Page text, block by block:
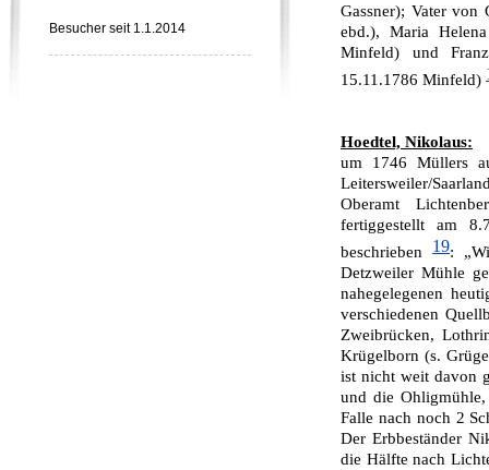
Gassner); Vater
ebd.), Maria
Minfeld) und
15.11.1786 Minfeld)
Hoedtel, Nikolaus:
um 1746 Müllers
Leitersweiler/
Oberamt
fertiggestellt am
beschrieben19:
Detzweiler Mühle
nahegelegenen
ver­schiedenen
Zweibrücken,
Krügel­born (s.
ist nicht weit davon
und die
Falle nach noch 2
Der Erbbeständer
die Hälfte nach
Besucher seit 1.1.2014